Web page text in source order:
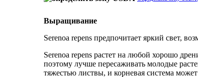
Выращивание
Serenoa repens предпочитает яркий свет,
Serenoa repens растет на любой хорошо
поэтому лучше пересаживать молодые
тяжестью листвы, и корневая система